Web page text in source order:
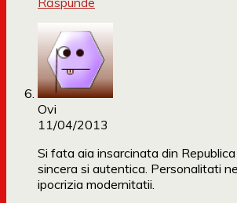
Ovi
11/04/2013
Si fata aia insarcinata din
sincera si autentica. Personalitati
ipocrizia modernitatii.